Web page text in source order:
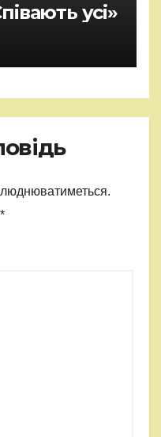
усі»
*